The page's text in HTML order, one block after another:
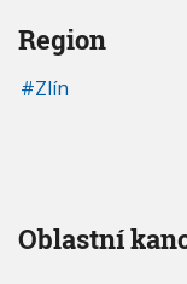
Region
Zlín
Oblastní